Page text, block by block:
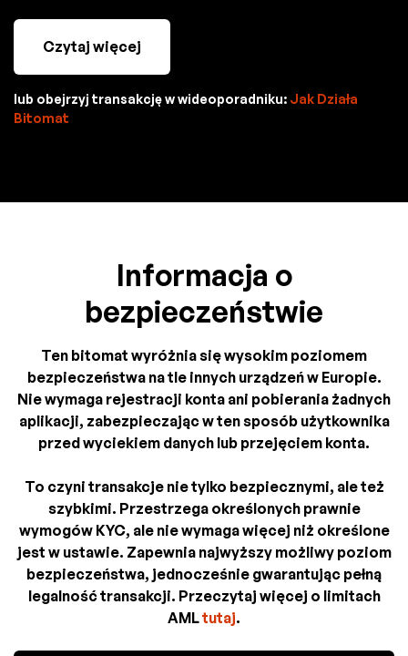
Czytaj więcej
lub obejrzyj transakcję w wideoporadniku: Jak Działa
Bitomat
Informacja o
bezpieczeństwie
Ten bitomat wyróżnia się wysokim poziomem
bezpieczeństwa na tle innych urządzeń w Europie.
Nie wymaga rejestracji konta ani pobierania żadnych
aplikacji, zabezpieczając w ten sposób użytkownika
przed wyciekiem danych lub przejęciem konta.
To czyni transakcje nie tylko bezpiecznymi, ale też
szybkimi. Przestrzega określonych prawnie
wymogów KYC, ale nie wymaga więcej niż określone
jest w ustawie. Zapewnia najwyższy możliwy poziom
bezpieczeństwa, jednocześnie gwarantując pełną
legalność transakcji. Przeczytaj więcej o limitach
AMLtutaj.